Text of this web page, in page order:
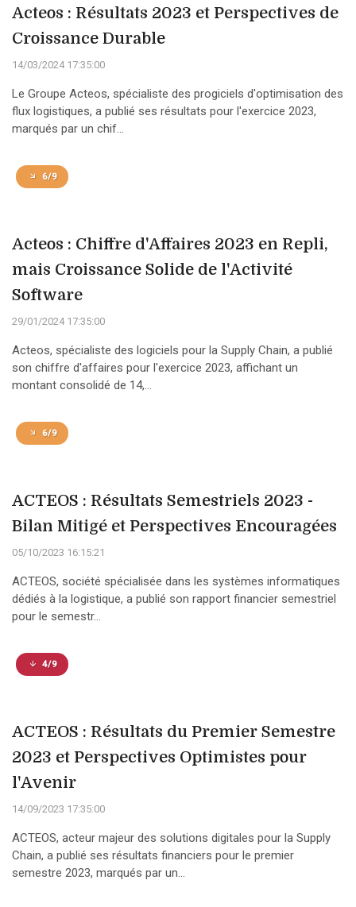
Acteos : Résultats 2023 et Perspectives de
Croissance Durable
14/03/2024 17:35:00
Le Groupe Acteos, spécialiste des progiciels d'optimisation des
flux logistiques, a publié ses résultats pour l'exercice 2023,
marqués par un chif...
6/9
Acteos : Chiffre d'Affaires 2023 en Repli,
mais Croissance Solide de l'Activité
Software
29/01/2024 17:35:00
Acteos, spécialiste des logiciels pour la Supply Chain, a publié
son chiffre d'affaires pour l'exercice 2023, affichant un
montant consolidé de 14,...
6/9
ACTEOS : Résultats Semestriels 2023 -
Bilan Mitigé et Perspectives Encouragées
05/10/2023 16:15:21
ACTEOS, société spécialisée dans les systèmes informatiques
dédiés à la logistique, a publié son rapport financier semestriel
pour le semestr...
4/9
ACTEOS : Résultats du Premier Semestre
2023 et Perspectives Optimistes pour
l'Avenir
14/09/2023 17:35:00
ACTEOS, acteur majeur des solutions digitales pour la Supply
Chain, a publié ses résultats financiers pour le premier
semestre 2023, marqués par un...